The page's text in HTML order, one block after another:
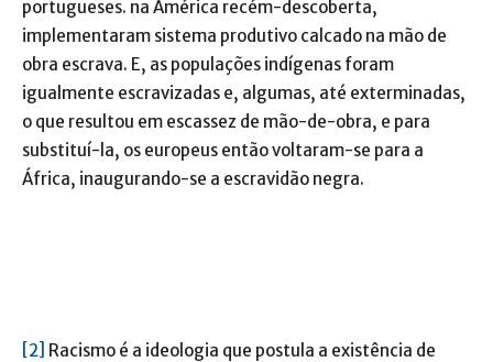
portugueses. na América recém-descoberta,
implementaram sistema produtivo calcado na mão de
obra escrava. E, as populações indígenas foram
igualmente escravizadas e, algumas, até exterminadas,
o que resultou em escassez de mão-de-obra, e para
substituí-la, os europeus então voltaram-se para a
África, inaugurando-se a escravidão negra.
[2] Racismo é a ideologia que postula a existência de